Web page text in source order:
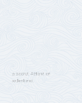
Je